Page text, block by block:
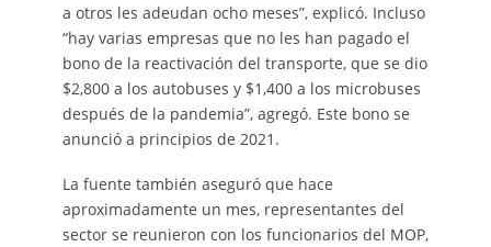
a otros les adeudan ocho meses”, explicó. Incluso
“hay varias empresas que no les han pagado el
bono de la reactivación del transporte, que se dio
$2,800 a los autobuses y $1,400 a los microbuses
después de la pandemia”, agregó. Este bono se
anunció a principios de 2021.
La fuente también aseguró que hace
aproximadamente un mes, representantes del
sector se reunieron con los funcionarios del MOP,